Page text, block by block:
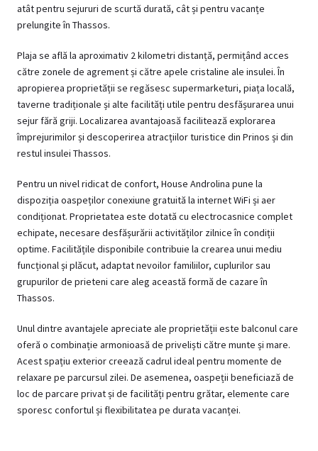
atât pentru sejururi de scurtă durată, cât și pentru vacanțe
prelungite în Thassos.
Plaja se află la aproximativ 2 kilometri distanță, permițând acces
către zonele de agrement și către apele cristaline ale insulei. În
apropierea proprietății se regăsesc supermarketuri, piața locală,
taverne tradiționale și alte facilități utile pentru desfășurarea unui
sejur fără griji. Localizarea avantajoasă facilitează explorarea
împrejurimilor și descoperirea atracțiilor turistice din Prinos și din
restul insulei Thassos.
Pentru un nivel ridicat de confort, House Androlina pune la
dispoziția oaspeților conexiune gratuită la internet WiFi și aer
condiționat. Proprietatea este dotată cu electrocasnice complet
echipate, necesare desfășurării activităților zilnice în condiții
optime. Facilitățile disponibile contribuie la crearea unui mediu
funcțional și plăcut, adaptat nevoilor familiilor, cuplurilor sau
grupurilor de prieteni care aleg această formă de cazare în
Thassos.
Unul dintre avantajele apreciate ale proprietății este balconul care
oferă o combinație armonioasă de priveliști către munte și mare.
Acest spațiu exterior creează cadrul ideal pentru momente de
relaxare pe parcursul zilei. De asemenea, oaspeții beneficiază de
loc de parcare privat și de facilități pentru grătar, elemente care
sporesc confortul și flexibilitatea pe durata vacanței.